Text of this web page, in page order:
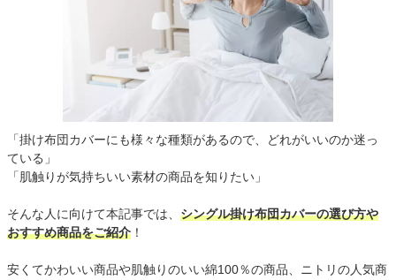
「掛け布団カバーにも様々な種類があるので、どれがいいのか迷っ
ている」
「肌触りが気持ちいい素材の商品を知りたい」
そんな人に向けて本記事では、 シングル掛け布団カバーの選び方や
おすすめ商品をご紹介 ！
安くてかわいい商品や肌触りのいい綿100％の商品、ニトリの人気商